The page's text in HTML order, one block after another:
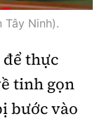
có sự
Tây Ninh).
thực
tinh gọn
bước vào